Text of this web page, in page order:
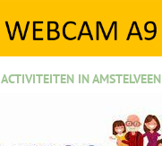
ACTIVITEITEN IN AMSTELVEEN